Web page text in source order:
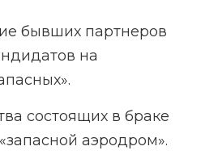
бывших партнеров
на
состоящих в браке
аэродром».